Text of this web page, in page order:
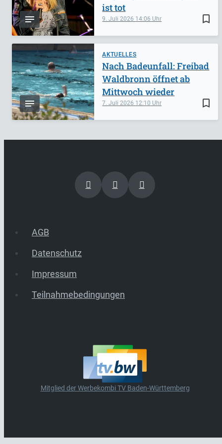
bookmark_border
9. Juli 2026 14:06
ist tot
AKTUELLES
bookmark_border
7. Juli 2026 12:10
Nach Badeunfall: Freibad
Waldbronn öffnet ab
Mittwoch wieder
AGB
Datenschutz
Impressum
Teilnahmebedingungen
Mitglied der Werbekombi TV Baden-Württemberg